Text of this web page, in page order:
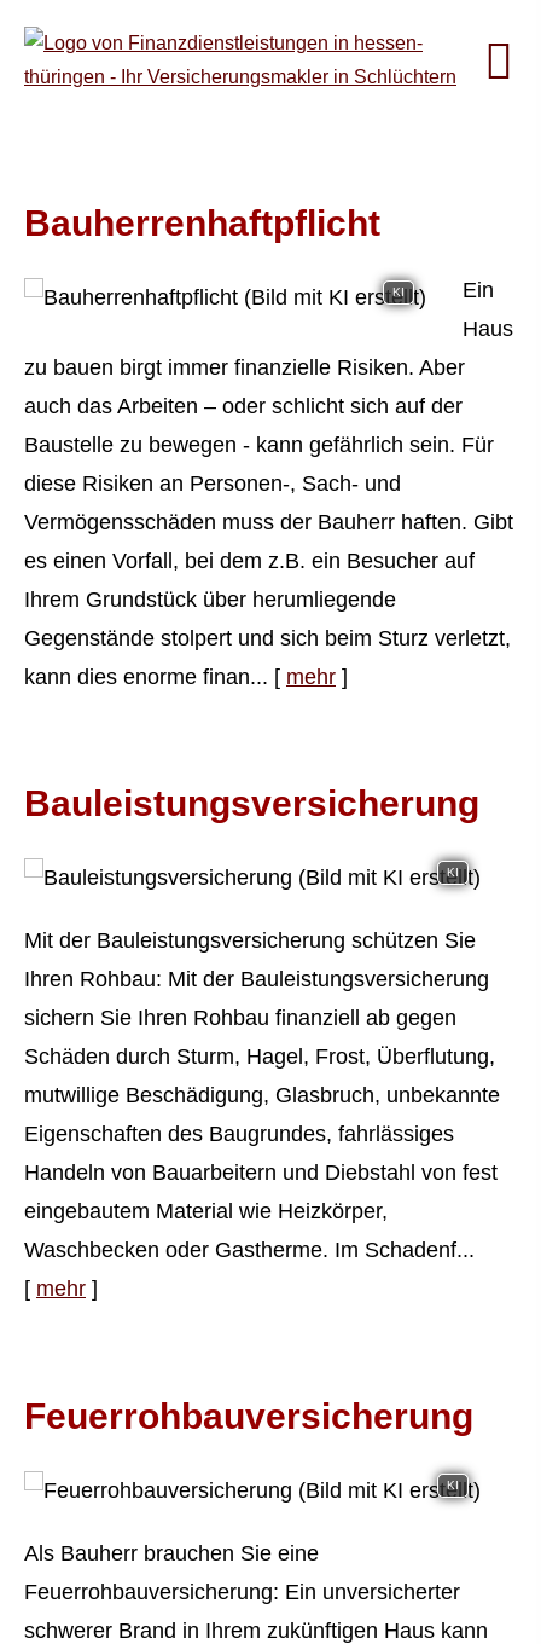
Bau­herren­haft­pflicht
KI
Ein
Haus
zu bauen birgt immer finanzielle Risiken. Aber
auch das Arbeiten – oder schlicht sich auf der
Baustelle zu bewegen - kann gefährlich sein. Für
diese Risiken an Per­sonen-, Sach- und
Vermögensschäden muss der Bauherr haften. Gibt
es einen Vorfall, bei dem z.B. ein Besucher auf
Ihrem Grundstück über herumliegende
Gegenstände stolpert und sich beim Sturz verletzt,
kann dies enorme finan... [ mehr ]
Bauleistungsversicherung
KI
Mit der Bauleistungsversicherung schützen Sie
Ihren Rohbau: Mit der Bauleistungsversicherung
sichern Sie Ihren Rohbau finanziell ab gegen
Schäden durch Sturm, Hagel, Frost, Überflutung,
mutwillige Beschädigung, Glasbruch, unbekannte
Eigenschaften des Baugrundes, fahrlässiges
Handeln von Bauarbeitern und Diebstahl von fest
eingebautem Material wie Heizkörper,
Waschbecken oder Gastherme. Im Schadenf...
[ mehr ]
Feuerrohbauversicherung
KI
Als Bauherr brauchen Sie eine
Feuerrohbauversicherung: Ein unversicherter
schwerer Brand in Ihrem zukünftigen Haus kann